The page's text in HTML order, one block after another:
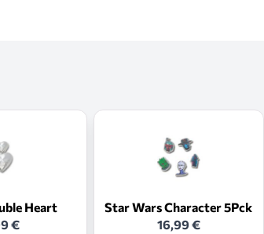
Heart
€
Star Wars Character 5Pck
16,99 €